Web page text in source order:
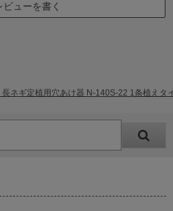
ビューを書く
長ネギ定植用穴あけ器 N-140S-22 1条植え